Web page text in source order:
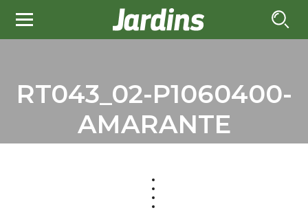
RT043_02-P1060400-
AMARANTE